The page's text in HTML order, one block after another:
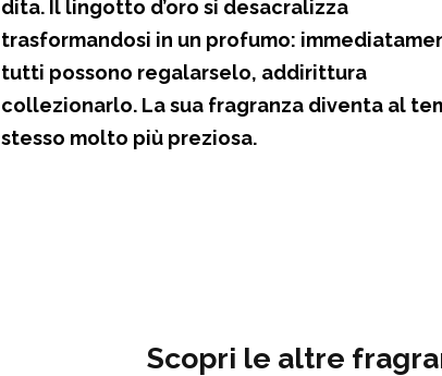
dita. Il lingotto d’oro si desacralizza
trasformandosi in un profumo:
tutti possono regalarselo, addirittura
collezionarlo. La sua fragranza diventa al
stesso molto più preziosa.
Scopri le altre